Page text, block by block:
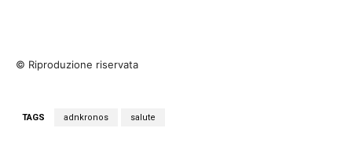
© Riproduzione riservata
TAGS adnkronos salute